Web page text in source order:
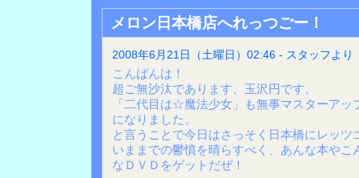
メロン日本橋店へれっつごー！
2008年6月21日（土曜日）02:46 - スタッフより
こんばんは！
超ご無沙汰であります、玉沢円です。
「二代目は☆魔法少女」も無事マスターアッ
になりました。
と言うことで今日はさっそく日本橋にレッツ
いままでの鬱憤を晴らすべく、あんな本やこ
なＤＶＤをゲットだぜ！